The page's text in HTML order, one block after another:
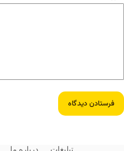
فرستادن دیدگاه
تبلیغات درباره ما